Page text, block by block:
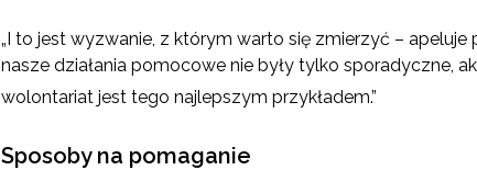
„I to jest wyzwanie, z którym warto się zmierzyć –
nasze działania pomocowe nie były tylko sporadyczne,
wolontariat jest tego najlepszym przykładem.”
Sposoby na pomaganie